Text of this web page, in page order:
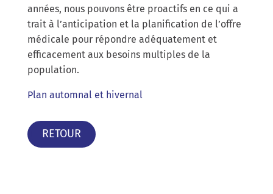
années, nous pouvons être proactifs en ce qui a
trait à l’anticipation et la planification de l’offre
médicale pour répondre adéquatement et
efficacement aux besoins multiples de la
population.
Plan automnal et hivernal
RETOUR